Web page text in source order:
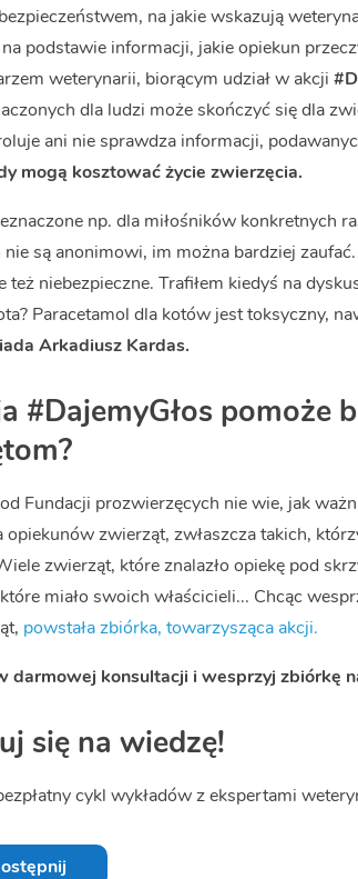
na jakie wskazują
na podstawie informacji, jakie opiekun
weterynarii, biorącym udział w akcji
dla ludzi może skończyć się dla
ani nie sprawdza informacji,
mogą kosztować życie zwierzęcia.
np. dla miłośników konkretnych
są anonimowi, im można bardziej
też niebezpieczne. Trafiłem kiedyś na
Paracetamol dla kotów jest toksyczny,
Arkadiusz Kardas.
#DajemyGłos pomoże
Fundacji prozwierzęcych nie wie, jak
opiekunów zwierząt, zwłaszcza takich,
zwierząt, które znalazło opiekę pod
miało swoich właścicieli... Chcąc
powstała zbiórka, towarzysząca akcji.
darmowej konsultacji i wesprzyj zbiórkę
się na wiedzę!
cykl wykładów z ekspertami